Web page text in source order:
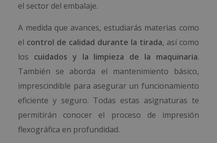
el sector del embalaje.
A medida que avances, estudiarás materias como
el control de calidad durante la tirada, así como
los cuidados y la limpieza de la maquinaria.
También se aborda el mantenimiento básico,
imprescindible para asegurar un funcionamiento
eficiente y seguro. Todas estas asignaturas te
permitirán conocer el proceso de impresión
flexográfica en profundidad.